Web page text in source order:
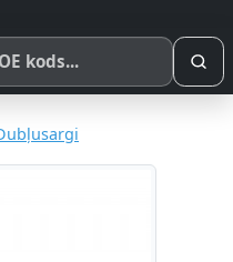
SKU vai OE koda